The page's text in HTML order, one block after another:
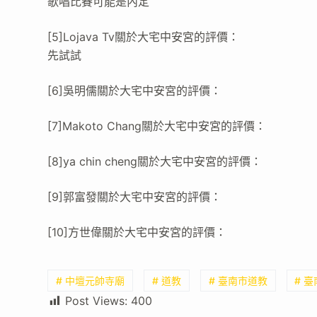
[5]Lojava Tv關於大宅中安宮的評價：
先試試
[6]吳明儒關於大宅中安宮的評價：
[7]Makoto Chang關於大宅中安宮的評價：
[8]ya chin cheng關於大宅中安宮的評價：
[9]郭富發關於大宅中安宮的評價：
[10]方世偉關於大宅中安宮的評價：
# 中壇元帥寺廟 # 道教 # 臺南市道教 # 臺
Post Views: 400